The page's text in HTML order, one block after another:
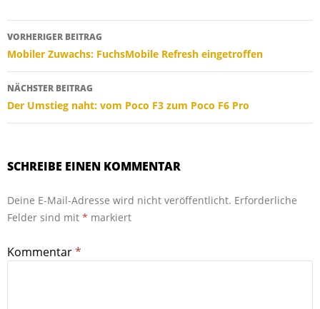
Beitragsnavigation
VORHERIGER BEITRAG
Mobiler Zuwachs: FuchsMobile Refresh eingetroffen
NÄCHSTER BEITRAG
Der Umstieg naht: vom Poco F3 zum Poco F6 Pro
SCHREIBE EINEN KOMMENTAR
Deine E-Mail-Adresse wird nicht veröffentlicht. Erforderliche
Felder sind mit * markiert
Kommentar*